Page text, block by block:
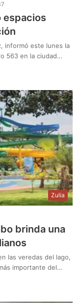
espacios
informó este lunes la
563 en la ciudad…
Zulia
brinda una
las veredas del lago,
importante del…